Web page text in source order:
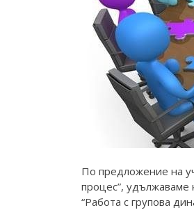
По предложение на
процес”, удължаваме
“Работа с групова